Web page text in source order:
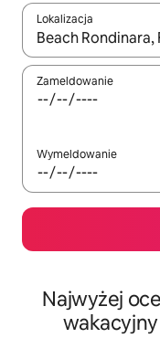
Lokalizacja
Gdy wyniki będą
Zameldowanie
Wymeldowanie
Najwyżej